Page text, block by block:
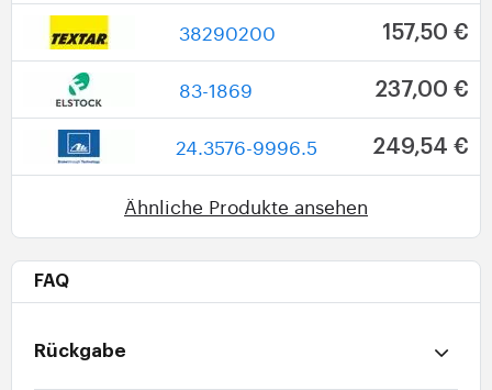
38290200 157,50 €
83-1869 237,00 €
24.3576-9996.5 249,54 €
Ähnliche Produkte ansehen
FAQ
Rückgabe